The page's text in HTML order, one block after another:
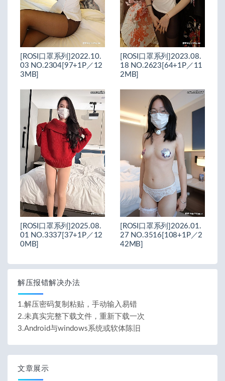
[ROSI口罩系列]2022.10.
03 NO.2304[97+1P／12
3MB]
[ROSI口罩系列]2023.08.
18 NO.2623[64+1P／11
2MB]
[ROSI口罩系列]2025.08.
01 NO.3337[37+1P／12
0MB]
[ROSI口罩系列]2026.01.
27 NO.3516[108+1P／2
42MB]
解压报错解决办法
1.解压密码复制粘贴，手动输入易错
2.未真实完整下载文件，重新下载一次
3.Android与windows系统或软体陈旧
文章展示